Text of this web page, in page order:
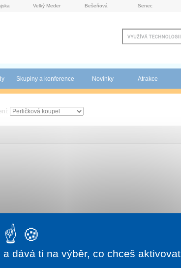
Velký Meder Bešeňová Senec
Skupiny a konference Novinky Atrakce
dává ti na výběr, co chceš aktivovat